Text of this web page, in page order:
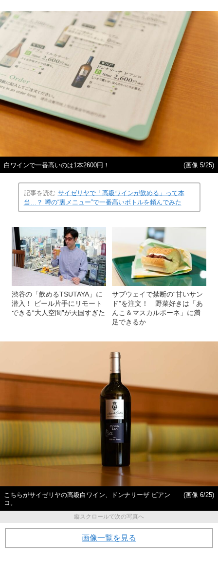
白ワインで一番高いのは1本2600円！ (画像 5/25)
記事を読む サイゼリヤで「高級ワインが飲める」って本
当…？ 噂の“裏メニュー”で一番高いボトルを頼んでみた
渋谷の「飲めるTSUTAYA」に
潜入！ ビール片手にリモート
できる“大人空間”が天国すぎた
サブウェイで禁断の“甘いサン
ド”を注文！ 野菜好きは「あ
んこ＆マスカルポーネ」に満
足できるか
こちらがサイゼリヤの高級白ワイン、ドンナリーザ ビアン
コ。
(画像 6/25)
縦スクロールで次の写真へ
画像一覧を見る